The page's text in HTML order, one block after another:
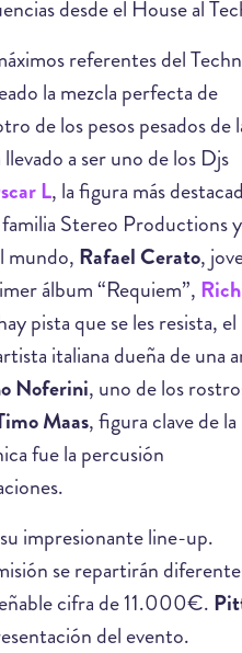
desde el House al
referentes del
la mezcla perfecta de
de los pesos pesados de
a ser uno de los Djs
L, la figura más
Stereo Productions
mundo, Rafael Cerato,
álbum “Requiem”,
pista que se les resista, el
italiana dueña de una
Noferini, uno de los
Maas, figura clave de la
fue la percusión
impresionante line-up.
se repartirán
cifra de 11.000€.
del evento.